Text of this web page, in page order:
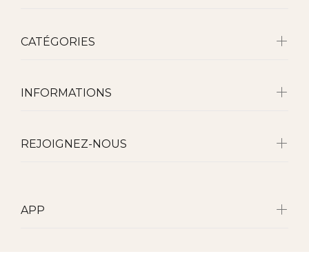
CATÉGORIES
INFORMATIONS
REJOIGNEZ-NOUS
APP